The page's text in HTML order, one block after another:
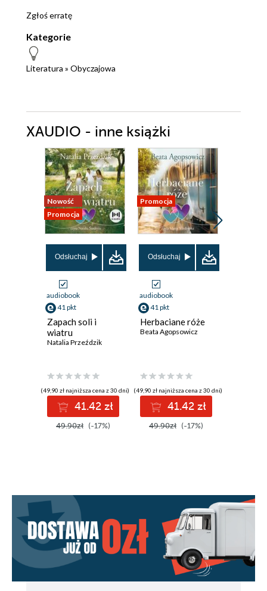
Zgłoś erratę
Kategorie
Literatura » Obyczajowa
XAUDIO - inne książki
Nowość
Promocja
Odsłuchaj
audiobook
41 pkt
Zapach soli i
wiatru
Natalia Przeździk
(49,90 zł najniższa cena z 30 dni)
41.42 zł
49.90zł (-17%)
Promocja
Odsłuchaj
audiobook
41 pkt
Herbaciane róże
Beata Agopsowicz
(49,90 zł najniższa cena z 30 dni)
41.42 zł
49.90zł (-17%)